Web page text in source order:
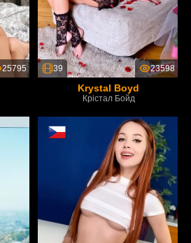
25795 39 23598
Krystal Boyd
Крістал Бойд